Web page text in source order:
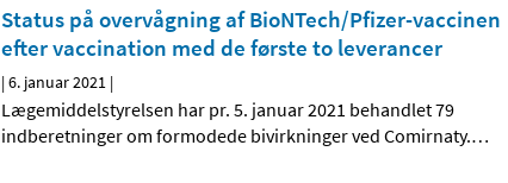
Status på overvågning af BioNTech/Pfizer-vaccinen
efter vaccination med de første to leverancer
|6. januar 2021 |
Lægemiddelstyrelsen har pr. 5. januar 2021 behandlet 79
indberetninger om formodede bivirkninger ved Comirnaty.…